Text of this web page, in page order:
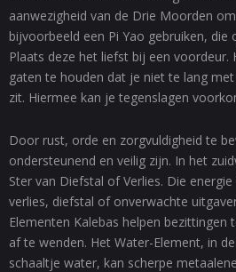
aanwezigheid van de Drie Moorden
bijvoorbeeld een Pi Yao gebruiken, die
Plaats deze het liefst bij een voordeur.
gaten te houden dat je niet te lang
zit. Hiermee kan je tegenslagen
Door rust, orde en zorgvuldigheid te
ondersteunend en veilig zijn. In het
Ster van Diefstal of Verlies. Die
verlies, diefstal of onverwachte
Elementen Kalebas helpen bezittingen
af te wenden. Het Water-Element, in
schaaltje water, kan scherpe